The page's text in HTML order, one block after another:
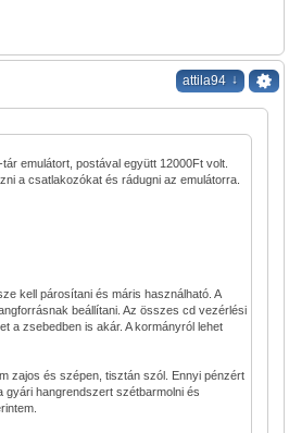
attila94 ↓
emulátort, postával együtt 12000Ft volt.
a csatlakozókat és rádugni az emulátorra.
kell párosítani és máris használható. A
beállítani. Az összes cd vezérlési
a zsebedben is akár. A kormányról lehet
zajos és szépen, tisztán szól. Ennyi pénzért
gyári hangrendszert szétbarmolni és